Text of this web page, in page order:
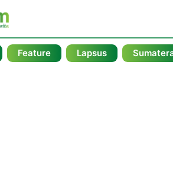
Feature Lapsus